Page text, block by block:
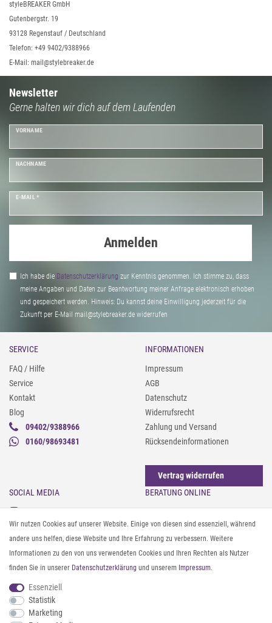
styleBREAKER GmbH
Gutenbergstr. 19
93128 Regenstauf / Deutschland
Telefon: +49 9402/9388966
E-Mail: mail@stylebreaker.de
Newsletter
Gerne halten wir dich auf dem Laufenden
VORNAME
NACHNAME
E-MAIL *
Anmelden
Ich habe die Daten­schutz­erklärung zur Kenntnis genommen. Ich stimme zu, dass
meine Angaben und Daten zur Beantwortung meiner Anfrage elektronisch erhoben
und gespeichert werden. Hinweis: Du kannst deine Einwilligung jederzeit für die
Zukunft per E-Mail mail@stylebreaker.de widerrufen
SERVICE
FAQ / Hilfe
Service
Kontakt
Blog
09402/9388966
0160/98693481
INFORMATIONEN
Impressum
AGB
Datenschutz
Widerrufsrecht
Zahlung und Versand
Rücksendeinformationen
Vertrag widerrufen
SOCIAL MEDIA
Instagram
Facebook
Pinterest
Twitter
Youtube
Threads
BERATUNG ONLINE
Gürtel messen & kürzen
Sonnenbrillen & UV-Schutz
Textilpflege
Textil- und Material-Guide
Geldbörse richtig organisieren
ZAHLUNG & VERSAND
Wir nutzen Cookies auf unserer Website. Einige von diesen sind essenziell, während
andere uns helfen, diese Website und Ihre Erfahrung zu verbessern. Weitere
Informationen zu den von uns verwendeten Cookies und Ihren Rechten als Nutzer
finden Sie in unserer Daten­schutz­erklärung und unserem Impressum.
Essenziell
Statistik
Marketing